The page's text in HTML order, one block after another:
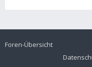
Foren-Übersicht